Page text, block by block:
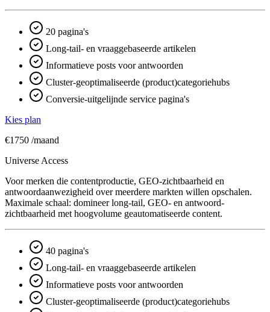
20 pagina's
Long-tail- en vraaggebaseerde artikelen
Informatieve posts voor antwoorden
Cluster-geoptimaliseerde (product)categoriehubs
Conversie-uitgelijnde service pagina's
Kies plan
€1750 /maand
Universe Access
Voor merken die contentproductie, GEO-zichtbaarheid en
antwoord­aanwezigheid over meerdere markten willen opschalen.
Maximale schaal: domineer long-tail, GEO- en antwoord­
zichtbaarheid met hoogvolume geautomatiseerde content.
40 pagina's
Long-tail- en vraaggebaseerde artikelen
Informatieve posts voor antwoorden
Cluster-geoptimaliseerde (product)categoriehubs